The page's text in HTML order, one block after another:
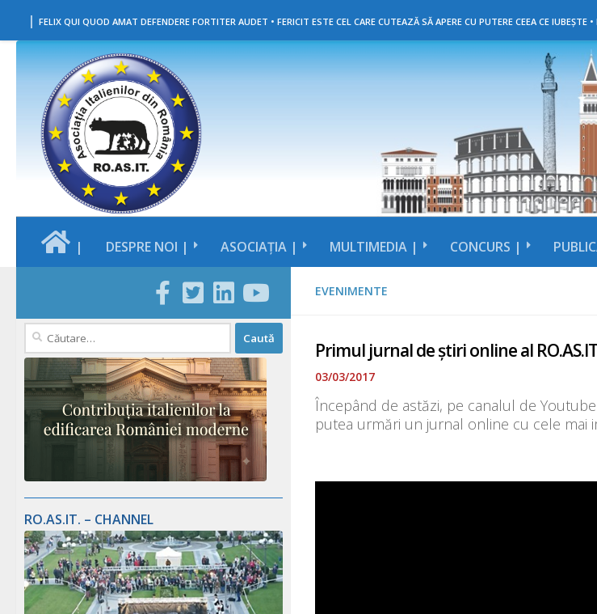
Skip to content
| FELIX QUI QUOD AMAT DEFENDERE FORTITER AUDET • FERICIT ESTE CEL CARE CUTEAZĂ SĂ APERE CU PUTERE CEEA CE IUBEȘTE
| DESPRE NOI | ASOCIAȚIA | MULTIMEDIA | CONCURS |
EVENIMENTE
Primul jurnal de știri online al
03/03/2017
Începând de astăzi, pe canalul de Youtube
putea urmări un jurnal online cu cele mai
Caută
RO.AS.IT. – CHANNEL